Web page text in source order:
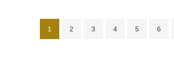
1 2 3 4 5 6